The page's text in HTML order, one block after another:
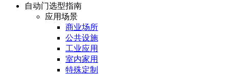
自动门选型指南
应用场景
商业场所
公共设施
工业应用
室内家用
特殊定制